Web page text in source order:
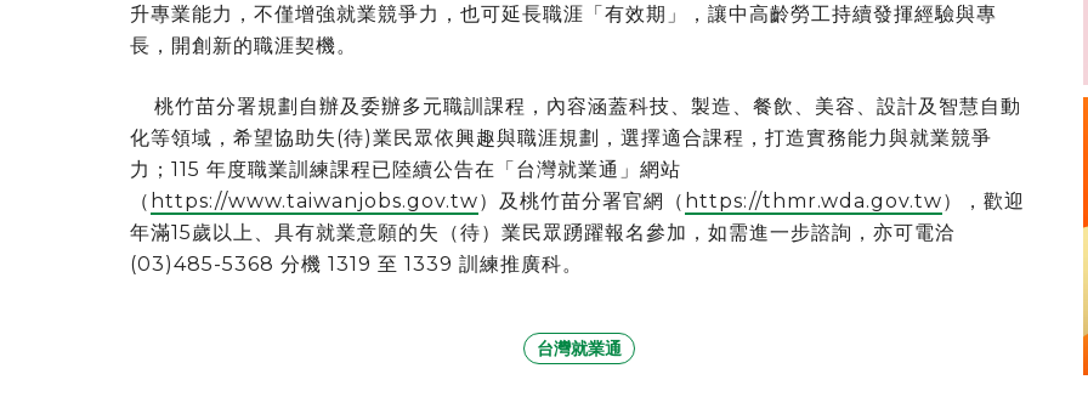
升專業能力，不僅增強就業競爭力，也可延長職涯「有效期」，讓中高齡勞工持續發揮經驗與專
長，開創新的職涯契機。
桃竹苗分署規劃自辦及委辦多元職訓課程，內容涵蓋科技、製造、餐飲、美容、設計及智慧自動
化等領域，希望協助失(待)業民眾依興趣與職涯規劃，選擇適合課程，打造實務能力與就業競爭
力；115 年度職業訓練課程已陸續公告在「台灣就業通」網站
（ https://www.taiwanjobs.gov.tw）及桃竹苗分署官網（ https://thmr.wda.gov.tw），歡迎
年滿15歲以上、具有就業意願的失（待）業民眾踴躍報名參加，如需進一步諮詢，亦可電洽
(03)485-5368 分機 1319 至 1339 訓練推廣科。
台灣就業通